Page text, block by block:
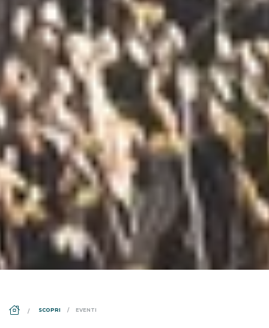
DS_BREADCRUMB.HOME
SCOPRI EVENTI